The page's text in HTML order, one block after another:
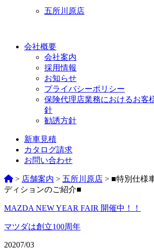
五所川原店
会社概要
会社案内
採用情報
お知らせ
プライバシーポリシー
保険代理店業務におけるお客
針
勧誘方針
新車見積
カタログ請求
お問い合わせ
> 店舗案内 > 五所川原店 > ■特別仕様
ディションのご紹介■
ペ
ー
ジ
MAZDA NEW YEAR FAIR 開催中！！
マツダは創立100周年
20207/03